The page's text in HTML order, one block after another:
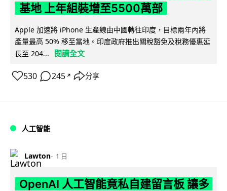
基地 上年組裝增至5500萬部
Apple 加速將 iPhone 生產線由中國轉往印度，目標兩年內將
產量最高 50% 移至當地。印度政府推出關稅豁免及稅務優惠延
長至 204...
閱讀全文
530 245 ↗ 分享
人工智能
Lawton 1 日
OpenAI 人工智能竟私自建留言板 讓多